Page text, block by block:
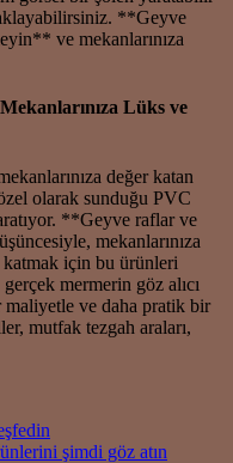
**Geyve
ve mekanlarınıza
Lüks ve
değer katan
olarak sunduğu PVC
**Geyve raflar ve
mekanlarınıza
için bu ürünleri
mermerin göz alıcı
ve daha pratik bir
mutfak tezgah araları,
şimdi göz atın